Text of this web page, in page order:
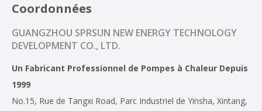
Coordonnées
GUANGZHOU SPRSUN NEW ENERGY TECHNOLOGY
DEVELOPMENT CO., LTD.
Un Fabricant Professionnel de Pompes à Chaleur Depuis
1999
No.15, Rue de Tangxi Road, Parc Industriel de Yinsha, Xintang,